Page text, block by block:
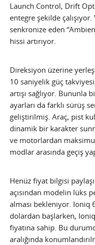
Launch Control, Drift
entegre şekilde
senkronize eden
hissi artırıyor.
Direksiyon üzerine
10 saniyelik güç
artışı sağlıyor. Bununla
ayarları da farklı sürüş
geliştirilmiş. Araç, pist
dinamik bir karakter
ve motorlardan
modlar arasında geçiş
Henüz fiyat bilgisi
açısından modelin lüks
alması bekleniyor. Ioniq
dolardan başlarken,
fiyatına sahip. Bu
aralığında